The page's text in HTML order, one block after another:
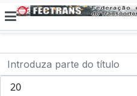
Introduza parte do título
Qtd. a exibir